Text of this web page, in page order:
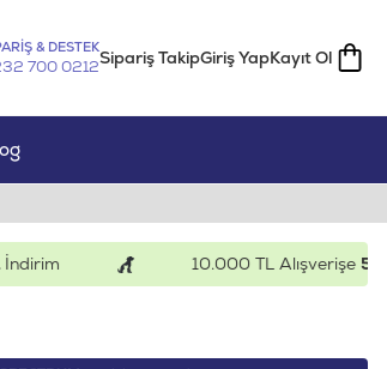
& DESTEK
700 0212Sipariş TakipGiriş YapKayıt Ol
10.000 TL Alışverişe500 TL